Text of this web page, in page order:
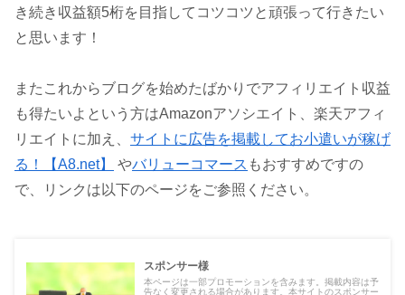
き続き収益額5桁を目指してコツコツと頑張って行きたい
と思います！
またこれからブログを始めたばかりでアフィリエイト収益
も得たいよという方はAmazonアソシエイト、楽天アフィ
リエイトに加え、 サイトに広告を掲載してお小遣いが稼げ
る！【A8.net】
やバリューコマース もおすすめですの
で、リンクは以下のページをご参照ください。
スポンサー様
本ページは一部プロモーションを含みます。掲載内容は予
告なく変更される場合があります。本サイトのスポンサー